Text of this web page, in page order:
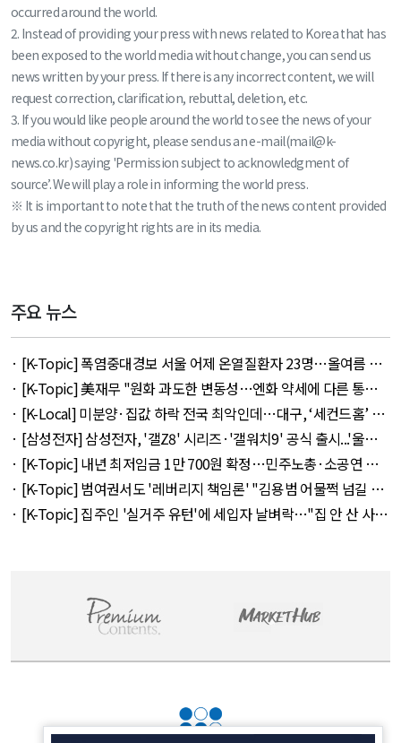
occurred around the world.
2. Instead of providing your press with news related to Korea that has
been exposed to the world media without change, you can send us
news written by your press. If there is any incorrect content, we will
request correction, clarification, rebuttal, deletion, etc.
3. If you would like people around the world to see the news of your
media without copyright, please send us an e-mail(mail@k-
news.co.kr) saying 'Permission subject to acknowledgment of
source’. We will play a role in informing the world press.
※ It is important to note that the truth of the news content provided
by us and the copyright rights are in its media.
주요 뉴스
· [K-Topic] 폭염중대경보 서울 어제 온열질환자 23명…올여름 최
다 외 33건 - August 5, 2026
· [K-Topic] 美재무 "원화 과도한 변동성…엔화 약세에 다른 통화
뒤따를 것" 외 50건 - August 5, 2026
· [K-Local] 미분양·집값 하락 전국 최악인데…대구, ‘세컨드홈’ 특
례서 빠졌다 외 11건 - August 5, 2026
· [삼성전자] 삼성전자, '갤Z8' 시리즈·'갤워치9' 공식 출시...'울트
라' 257만 7300원 외 51건 - August 6, 2026
· [K-Topic] 내년 최저임금 1만 700원 확정…민주노총·소공연 이
의 불수용 외 44건 - August 5, 2026
· [K-Topic] 범여권서도 '레버리지 책임론' "김용범 어물쩍 넘길 수
없어" 외 50건 - August 5, 2026
· [K-Topic] 집주인 '실거주 유턴'에 세입자 날벼락…"집 안 산 사람